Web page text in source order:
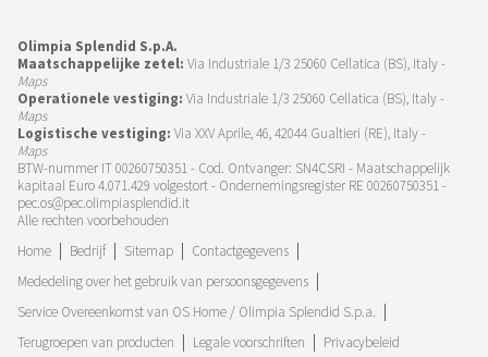
Olimpia Splendid S.p.A.
Maatschappelijke zetel: Via Industriale 1/3 25060 Cellatica (BS), Italy -
Maps
Operationele vestiging: Via Industriale 1/3 25060 Cellatica (BS), Italy -
Maps
Logistische vestiging: Via XXV Aprile, 46, 42044 Gualtieri (RE), Italy -
Maps
BTW-nummer IT 00260750351 - Cod. Ontvanger: SN4CSRI - Maatschappelijk
kapitaal Euro 4.071.429 volgestort - Ondernemingsregister RE 00260750351 -
pec.os@pec.olimpiasplendid.it
Alle rechten voorbehouden
Home
Bedrijf Sitemap
Contactgegevens
Mededeling over het gebruik van persoonsgegevens
Service Overeenkomst van OS Home / Olimpia Splendid S.p.a.
Terugroepen van producten
Legale voorschriften Privacybeleid